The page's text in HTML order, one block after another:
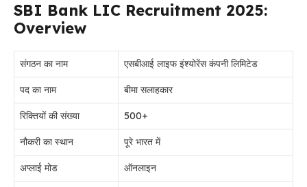
SBI Bank LIC Recruitment 2025:
Overview
संगठन का नाम एसबीआई लाइफ इंश्योरेंस कंपनी लिमिटेड
पद का नाम बीमा सलाहकार
रिक्तियों की संख्या 500+
नौकरी का स्थान पूरे भारत में
अप्लाई मोड ऑनलाइन